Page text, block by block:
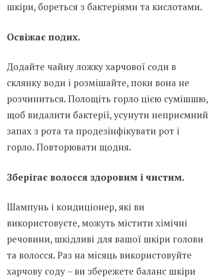
шкіри, бореться з бактеріями та кислотами.
Освіжає подих.
Додайте чайну ложку харчової соди в
склянку води і розмішайте, поки вона не
розчиниться. Полощіть горло цією сумішшю,
щоб видалити бактерії, усунути неприємний
запах з рота та продезінфікувати рот і
горло. Повторювати щодня.
Зберігає волосся здоровим і чистим.
Шампунь і кондиціонер, які ви
використовуєте, можуть містити хімічні
речовини, шкідливі для вашої шкіри голови
та волосся. Раз на місяць використовуйте
харчову соду – ви збережете баланс шкіри